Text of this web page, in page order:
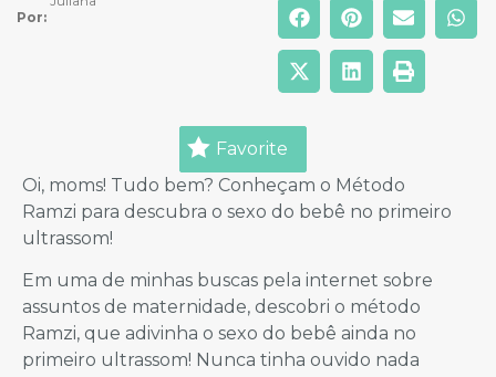
Por:
Favorite
Oi, moms! Tudo bem? Conheçam o Método
Ramzi para descubra o sexo do bebê no primeiro
ultrassom!
Em uma de minhas buscas pela internet sobre
assuntos de maternidade, descobri o método
Ramzi, que adivinha o sexo do bebê ainda no
primeiro ultrassom! Nunca tinha ouvido nada